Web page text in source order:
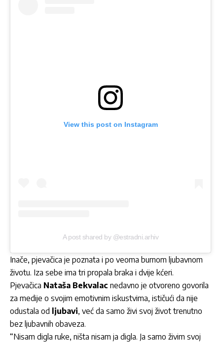
View this post on Instagram
A post shared by @estradni.arhiv
Inače, pjevačica je poznata i po veoma burnom ljubavnom
životu. Iza sebe ima tri propala braka i dvije kćeri.
Pjevačica Nataša Bekvalac nedavno je otvoreno govorila
za medije o svojim emotivnim iskustvima, ističući da nije
odustala od ljubavi, već da samo živi svoj život trenutno
bez ljubavnih obaveza.
“Nisam digla ruke, ništa nisam ja digla. Ja samo živim svoj